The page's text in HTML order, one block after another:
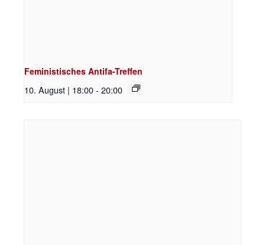
Feministisches Antifa-Treffen
10. August | 18:00- 20:00